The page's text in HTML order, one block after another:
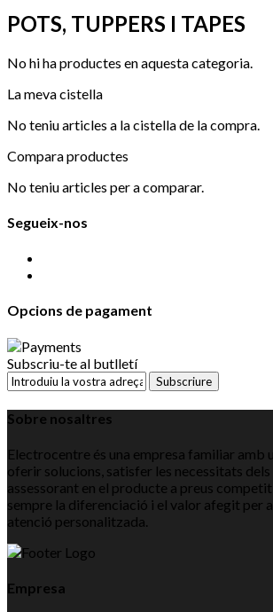
POTS, TUPPERS I TAPES
No hi ha productes en aquesta categoria.
La meva cistella
No teniu articles a la cistella de la compra.
Compara productes
No teniu articles per a comparar.
Segueix-nos
Opcions de pagament
Subscriu-te al butlletí
Subscriure
Sobre nosaltres
Electrocentre és una empresa familiar amb
oferir solucions, satisfer les necessitats dels
assessorant en el producte a preus
sempre la diferenciació i el valor afegit per
atenció personalitzada.
Empresa